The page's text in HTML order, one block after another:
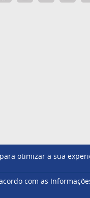
otimizar a sua
com as